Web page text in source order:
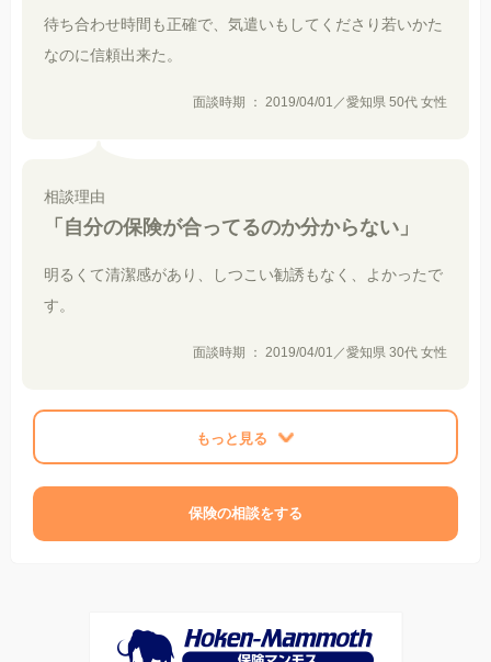
待ち合わせ時間も正確で、気遣いもしてくださり若いかた
なのに信頼出来た。
面談時期 ： 2019/04/01／愛知県 50代 女性
相談理由
「自分の保険が合ってるのか分からない」
明るくて清潔感があり、しつこい勧誘もなく、よかったで
す。
面談時期 ： 2019/04/01／愛知県 30代 女性
もっと見る
保険の相談をする